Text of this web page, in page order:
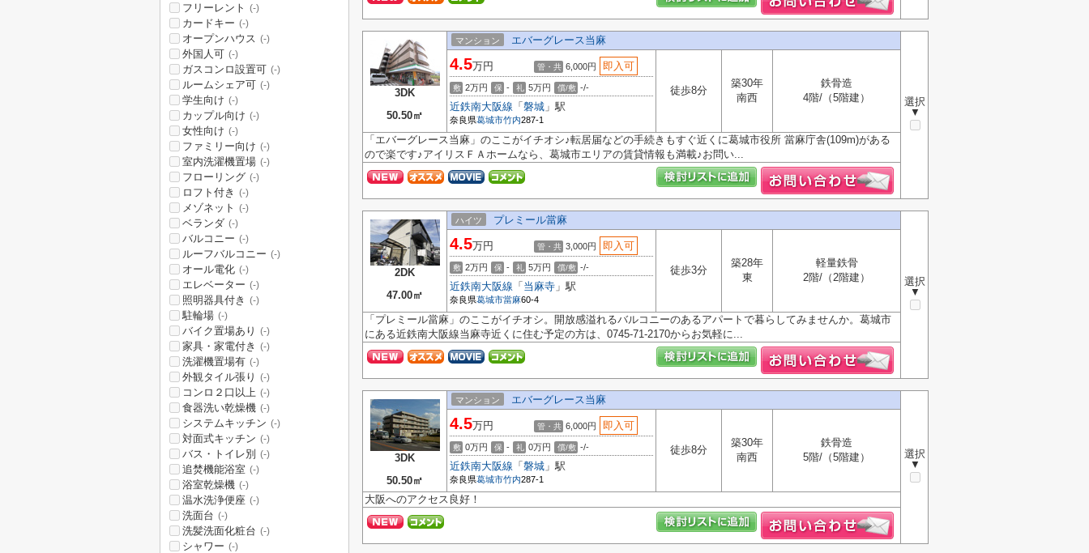
3DK
50.50㎡
マンション エバーグレース当麻
選択
▼
4.5万円 管・共 6,000円 即入可
敷 2万円 保 - 礼 5万円 償/敷 -/-
近鉄南大阪線 「 磐城 」駅
奈良県葛城市竹内287-1
徒歩8分
築30年
南西
鉄骨造
4階/（5階建）
「エバーグレース当麻」のここがイチオシ♪転居届などの手続きもすぐ近くに葛城市役所 當麻庁舎(109m)がある
ので楽です♪アイリスＦＡホームなら、葛城市エリアの賃貸情報も満載♪お問い...
2DK
47.00㎡
ハイツ プレミール當麻
選択
▼
4.5万円 管・共 3,000円 即入可
敷 2万円 保 - 礼 5万円 償/敷 -/-
近鉄南大阪線 「 当麻寺 」駅
奈良県葛城市當麻60-4
徒歩3分
築28年
東
軽量鉄骨
2階/（2階建）
「プレミール當麻」のここがイチオシ。開放感溢れるバルコニーのあるアパートで暮らしてみませんか。葛城市
にある近鉄南大阪線当麻寺近くに住む予定の方は、0745-71-2170からお気軽に...
3DK
50.50㎡
マンション エバーグレース当麻
選択
▼
4.5万円 管・共 6,000円 即入可
敷 0万円 保 - 礼 0万円 償/敷 -/-
近鉄南大阪線 「 磐城 」駅
奈良県葛城市竹内287-1
徒歩8分
築30年
南西
鉄骨造
5階/（5階建）
大阪へのアクセス良好！
フリーレント (-)
カードキー (-)
オープンハウス (-)
外国人可 (-)
ガスコンロ設置可 (-)
ルームシェア可 (-)
学生向け (-)
カップル向け (-)
女性向け (-)
ファミリー向け (-)
室内洗濯機置場 (-)
フローリング (-)
ロフト付き (-)
メゾネット (-)
ベランダ (-)
バルコニー (-)
ルーフバルコニー (-)
オール電化 (-)
エレベーター (-)
照明器具付き (-)
駐輪場 (-)
バイク置場あり (-)
家具・家電付き (-)
洗濯機置場有 (-)
外観タイル張り (-)
コンロ２口以上 (-)
食器洗い乾燥機 (-)
システムキッチン (-)
対面式キッチン (-)
バス・トイレ別 (-)
追焚機能浴室 (-)
浴室乾燥機 (-)
温水洗浄便座 (-)
洗面台 (-)
洗髪洗面化粧台 (-)
シャワー (-)